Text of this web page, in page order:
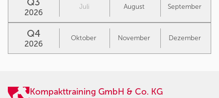
2026
Juli August September
Q4
2026
Oktober November Dezember
Kompakttraining GmbH & Co. KG